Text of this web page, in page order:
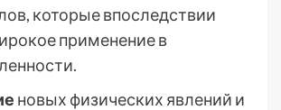
которые впоследствии
применение в
новых физических явлений и